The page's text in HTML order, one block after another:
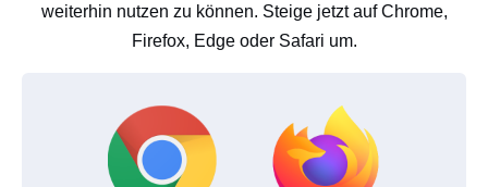
weiterhin nutzen zu können. Steige jetzt auf Chrome,
Firefox, Edge oder Safari um.